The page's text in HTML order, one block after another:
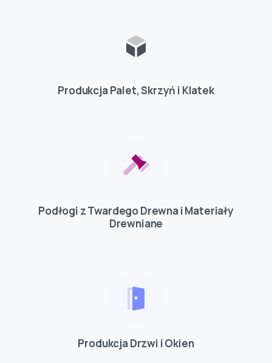
Produkcja Palet, Skrzyń i Klatek
Podłogi z Twardego Drewna i Materiały
Drewniane
Produkcja Drzwi i Okien